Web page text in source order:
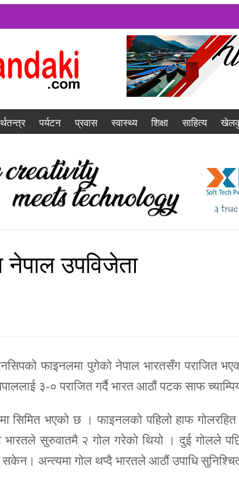
पर्यटन प्रवास स्वास्थ्य शिक्षा साहित्य
नेपाल उपविजेता
फाइनलमा पुगेको नेपाल भारतसँग पराजित
३-० पराजित गर्दै भारत आठौं पटक साफ
सिमित भएको छ । फाइनलको पहिलो हाफ गोलरहित
भारतले सुरुवातमै २ गोल गरेको थियो । दुई गोलले
अन्त्यमा गोल थप्दै भारतले आठौं उपाधि